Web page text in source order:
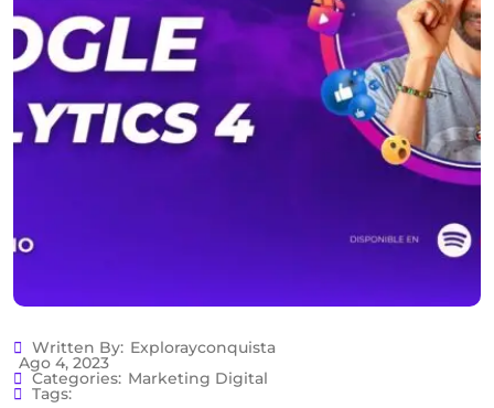
Written By: Explorayconquista
Ago 4, 2023
Categories: Marketing Digital
Tags: